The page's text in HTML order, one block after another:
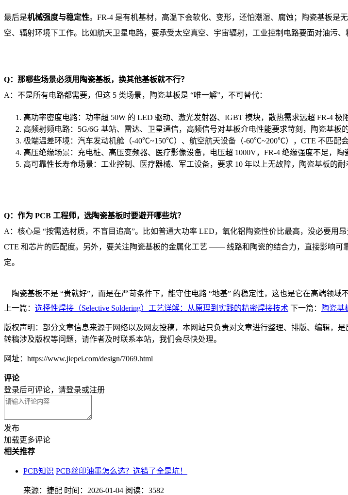
最后是机械强度与稳定性。FR-4 是有机基材，高温下会软化、变形，还怕潮湿、腐蚀；陶瓷基板是
空、辐射环境下工作。比如航天卫星电路，要承受太空真空、宇宙辐射，工业控制电路要面对油污
Q：那哪些场景必须用陶瓷基板，换其他基板就不行？
A：不是所有电路都需要，但这 5 类场景，陶瓷基板是 “唯一解”，不可替代：
高功率密度电路：功率超 50W 的 LED 驱动、激光发射器、IGBT 模块，散热需求远超 FR-4 极
高频射频电路：5G/6G 基站、雷达、卫星通信，高频信号对基板介电性能要求苛刻，陶瓷基板
极端温差环境：汽车发动机舱（-40℃~150℃）、航空航天设备（-60℃~200℃），CTE 不匹配
高压绝缘场景：充电桩、高压变频器、医疗影像设备，电压超 1000V，FR-4 绝缘强度不足，陶
高可靠性长寿命场景：工业控制、医疗器械、军工设备，要求 10 年以上无故障，陶瓷基板的
Q：作为 PCB 工程师，选陶瓷基板时要避开哪些坑？
A：核心是 “按需选材质，不盲目追高”。比如普通大功率 LED，氧化铝陶瓷性价比最高，没必要用
CTE 和芯片的匹配度。另外，要关注陶瓷基板的金属化工艺 —— 线路和陶瓷的结合力，直接影响
定。
陶瓷基板不是 “贵就好”，而是在严苛条件下，能守住电路 “地基” 的稳定性，这也是它在高端领域
上一篇： 选择性焊接（Selective Soldering）工艺详解：从原理到实践的精密焊接技术 下一篇： 陶瓷基
版权声明：部分文章信息来源于网络以及网友投稿，本网站只负责对文章进行整理、排版、编辑，
转稿涉及版权等问题，请作者及时联系本站，我们会尽快处理。
网址：https://www.jiepei.com/design/7069.html
评论
登录后可评论，请登录或注册
发布
加载更多评论
相关推荐
PCB知识 PCB丝印油墨怎么选？选错了全是坑！
来源：捷配 时间：2026-01-04 阅读：3582